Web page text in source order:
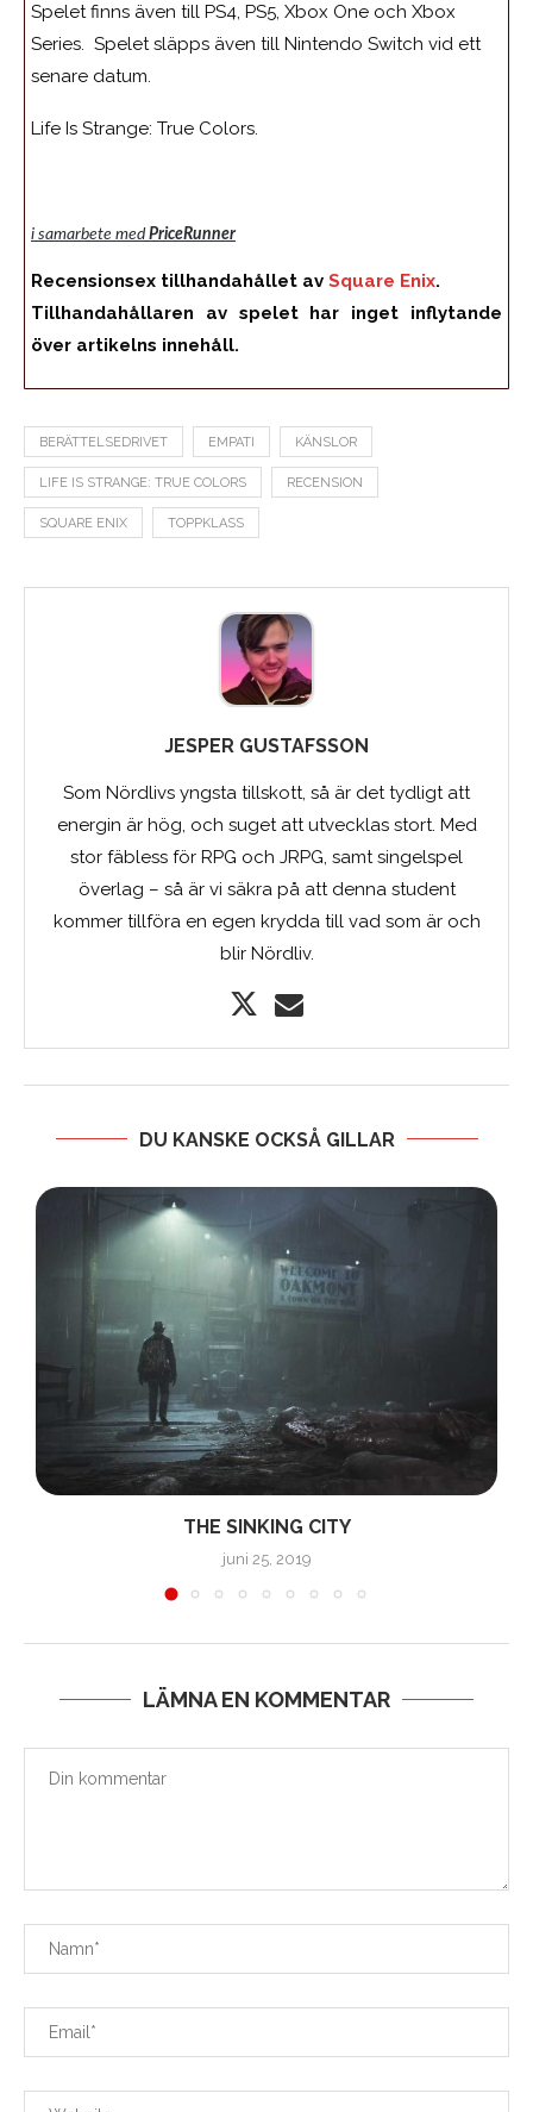
Spelet finns även till PS4, PS5, Xbox One och Xbox
Series. Spelet släpps även till Nintendo Switch vid ett
senare datum.
Life Is Strange: True Colors.
i samarbete medPriceRunner
Recensionsex tillhandahållet av Square Enix.
Tillhandahållaren av spelet har inget inflytande
över artikelns innehåll.
BERÄTTELSEDRIVET EMPATI KÄNSLOR
LIFE IS STRANGE: TRUE COLORS RECENSION
SQUARE ENIX TOPPKLASS
JESPER GUSTAFSSON
Som Nördlivs yngsta tillskott, så är det tydligt att
energin är hög, och suget att utvecklas stort. Med
stor fäbless för RPG och JRPG, samt singelspel
överlag – så är vi säkra på att denna student
kommer tillföra en egen krydda till vad som är och
blir Nördliv.
DU KANSKE OCKSÅ GILLAR
THE SINKING CITY
juni 25, 2019
LÄMNA EN KOMMENTAR